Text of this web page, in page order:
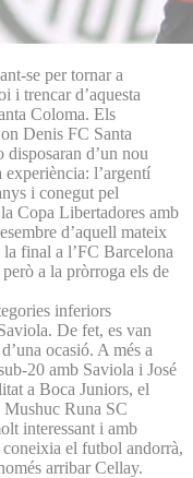
se per tornar a
i trencar d’aquesta
Coloma. Els
Denis FC Santa
d’un nou
l’argentí
i conegut pel
Copa Libertadores amb
d’aquell mateix
final a l’FC Barcelona
a la pròrroga els de
inferiors
De fet, es van
ocasió. A més a
20 amb Saviola i José
a Boca Juniors, el
Mushuc Runa SC
interessant i amb
el futbol andorrà,
arribar Cellay.